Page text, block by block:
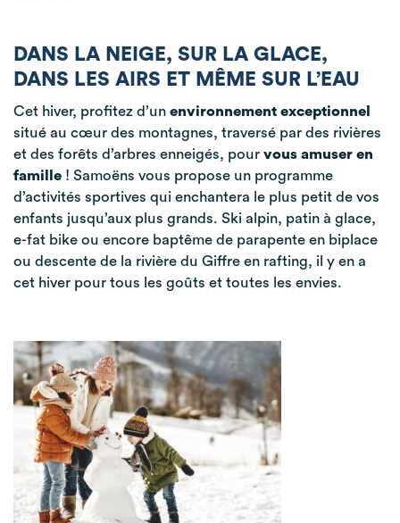
DANS LA NEIGE, SUR LA GLACE,
DANS LES AIRS ET MÊME SUR L’EAU
Cet hiver, profitez d’un environnement exceptionnel
situé au cœur des montagnes, traversé par des rivières
et des forêts d’arbres enneigés, pour vous amuser en
famille ! Samoëns vous propose un programme
d’activités sportives qui enchantera le plus petit de vos
enfants jusqu’aux plus grands. Ski alpin, patin à glace,
e-fat bike ou encore baptême de parapente en biplace
ou descente de la rivière du Giffre en rafting, il y en a
cet hiver pour tous les goûts et toutes les envies.